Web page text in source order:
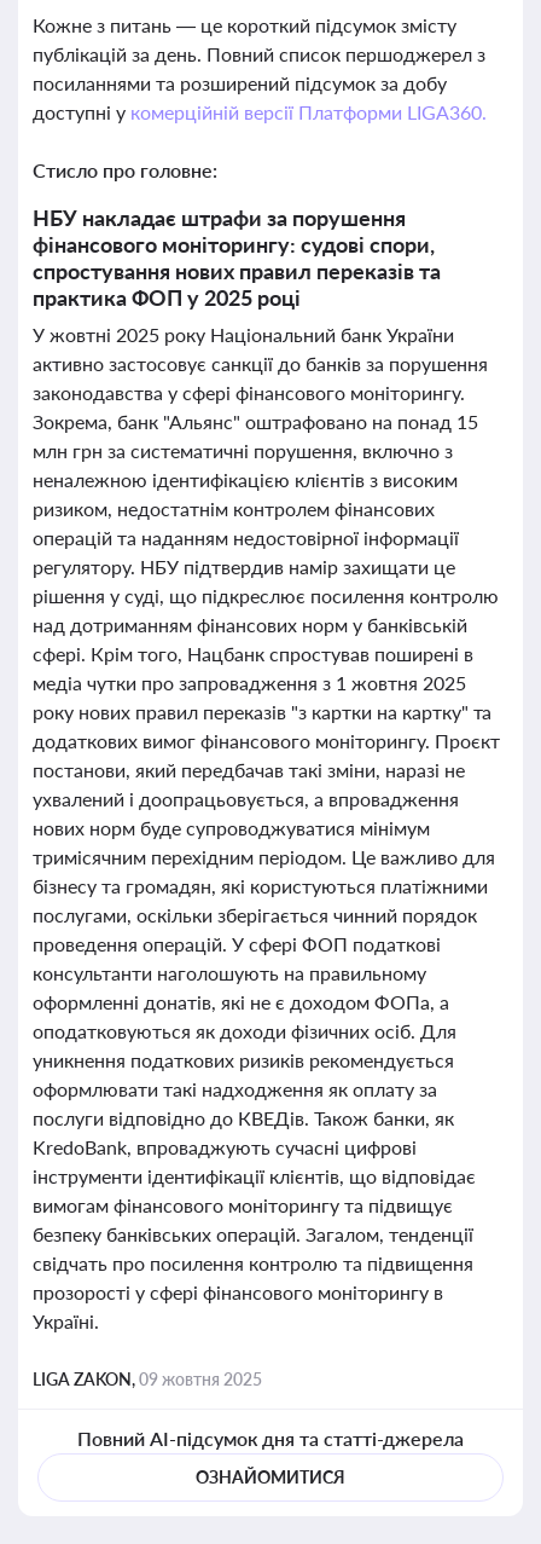
Кожне з питань — це короткий підсумок змісту
публікацій за день. Повний список першоджерел з
посиланнями та розширений підсумок за добу
доступні у комерційній версії Платформи LIGA360.
Стисло про головне:
НБУ накладає штрафи за порушення
фінансового моніторингу: судові спори,
спростування нових правил переказів та
практика ФОП у 2025 році
У жовтні 2025 року Національний банк України
активно застосовує санкції до банків за порушення
законодавства у сфері фінансового моніторингу.
Зокрема, банк "Альянс" оштрафовано на понад 15
млн грн за систематичні порушення, включно з
неналежною ідентифікацією клієнтів з високим
ризиком, недостатнім контролем фінансових
операцій та наданням недостовірної інформації
регулятору. НБУ підтвердив намір захищати це
рішення у суді, що підкреслює посилення контролю
над дотриманням фінансових норм у банківській
сфері. Крім того, Нацбанк спростував поширені в
медіа чутки про запровадження з 1 жовтня 2025
року нових правил переказів "з картки на картку" та
додаткових вимог фінансового моніторингу. Проєкт
постанови, який передбачав такі зміни, наразі не
ухвалений і доопрацьовується, а впровадження
нових норм буде супроводжуватися мінімум
тримісячним перехідним періодом. Це важливо для
бізнесу та громадян, які користуються платіжними
послугами, оскільки зберігається чинний порядок
проведення операцій. У сфері ФОП податкові
консультанти наголошують на правильному
оформленні донатів, які не є доходом ФОПа, а
оподатковуються як доходи фізичних осіб. Для
уникнення податкових ризиків рекомендується
оформлювати такі надходження як оплату за
послуги відповідно до КВЕДів. Також банки, як
KredoBank, впроваджують сучасні цифрові
інструменти ідентифікації клієнтів, що відповідає
вимогам фінансового моніторингу та підвищує
безпеку банківських операцій. Загалом, тенденції
свідчать про посилення контролю та підвищення
прозорості у сфері фінансового моніторингу в
Україні.
LIGA ZAKON,09 жовтня 2025
Повний AI-підсумок дня та статті-джерела
ОЗНАЙОМИТИСЯ